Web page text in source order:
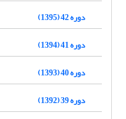
دوره 42 (1395)
دوره 41 (1394)
دوره 40 (1393)
دوره 39 (1392)